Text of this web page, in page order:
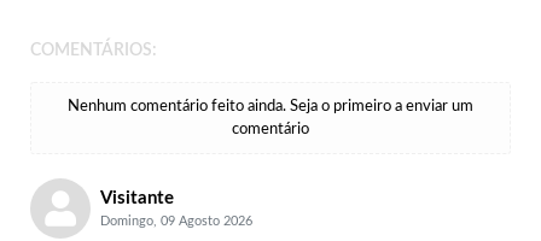
COMENTÁRIOS:
Nenhum comentário feito ainda. Seja o primeiro a enviar um
comentário
Visitante
Domingo, 09 Agosto 2026